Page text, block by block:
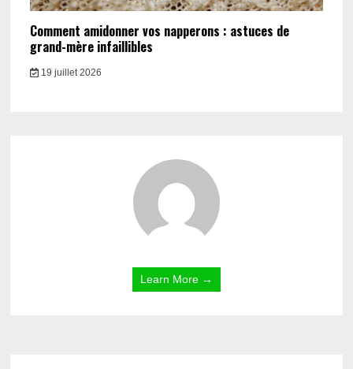
Comment amidonner vos napperons : astuces de
grand-mère infaillibles
19 juillet 2026
Learn More →